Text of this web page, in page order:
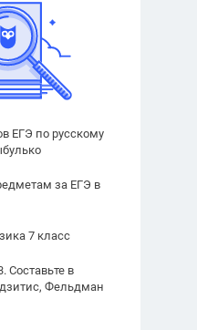
ЕГЭ по русскому
за ЕГЭ в
7 класс
Составьте в
Фельдман